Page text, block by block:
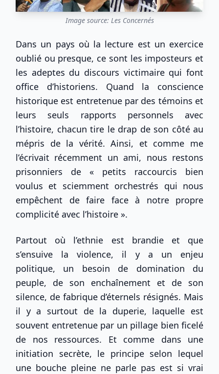
Image source: Les Concernés
Dans un pays où la lecture est un exercice
oublié ou presque, ce sont les imposteurs et
les adeptes du discours victimaire qui font
office d’historiens. Quand la conscience
historique est entretenue par des témoins et
leurs seuls rapports personnels avec
l’histoire, chacun tire le drap de son côté au
mépris de la vérité. Ainsi, et comme me
l’écrivait récemment un ami, nous restons
prisonniers de « petits raccourcis bien
voulus et sciemment orchestrés qui nous
empêchent de faire face à notre propre
complicité avec l’histoire ».
Partout où l’ethnie est brandie et que
s’ensuive la violence, il y a un enjeu
politique, un besoin de domination du
peuple, de son enchaînement et de son
silence, de fabrique d’éternels résignés. Mais
il y a surtout de la duperie, laquelle est
souvent entretenue par un pillage bien ficelé
de nos ressources. Et comme dans une
initiation secrète, le principe selon lequel
une bouche pleine ne parle pas est si vrai